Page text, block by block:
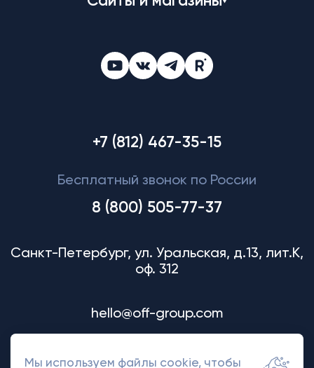
+7 (812) 467-35-15
Бесплатный звонок по России
8 (800) 505-77-37
Санкт-Петербург, ул. Уральская, д.13, лит.К,
оф. 312
hello@off-group.com
Мы используем файлы cookie, чтобы